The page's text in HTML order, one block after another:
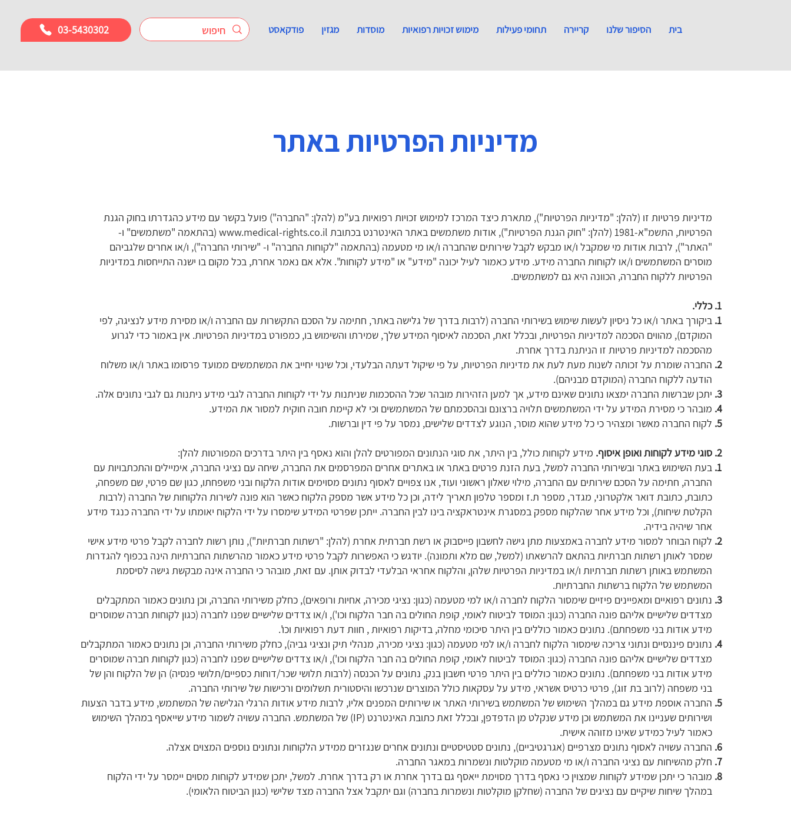
03-5430302 בית הסיפור שלנו קריירה תחומי פעילות מימוש זכויות רפואיות מוסדות מגזין פודקאסט
מדיניות פרטיות זו (להלן: "מדיניות הפרטיות"), מתארת כיצד המרכז למימוש זכויות רפואיות בע"מ (להלן: "החברה") פועל בקשר עם מידע כהגדרתו בחוק הגנת
הפרטיות, התשמ"א-1981 (להלן: "חוק הגנת הפרטיות"), אודות משתמשים באתר האינטרנט בכתובת
www.medical-rights.co.il (בהתאמה "משתמשים" ו-
"האתר"), לרבות אודות מי שמקבל ו/או מבקש לקבל שירותים שהחברה ו/או מי מטעמה (בהתאמה "לקוחות החברה" ו- "שירותי החברה"), ו/או אחרים שלגביהם
מוסרים המשתמשים ו/או לקוחות החברה מידע. מידע כאמור לעיל יכונה "מידע" או "מידע לקוחות". אלא אם נאמר אחרת, בכל מקום בו ישנה התייחסות במדיניות
הפרטיות ללקוח החברה, הכוונה היא גם למשתמשים.
כללי.
ביקורך באתר ו/או כל ניסיון לעשות שימוש בשירותי החברה (לרבות בדרך של גלישה באתר, חתימה על הסכם התקשרות עם החברה ו/או מסירת מידע לנציגה, לפי
המוקדם), מהווים הסכמה למדיניות הפרטיות, ובכלל זאת, הסכמה לאיסוף המידע שלך, שמירתו והשימוש בו, כמפורט במדיניות הפרטיות. אין באמור כדי לגרוע
מהסכמה למדיניות פרטיות זו הניתנת בדרך אחרת.
החברה שומרת על זכותה לשנות מעת לעת את מדיניות הפרטיות, על פי שיקול דעתה הבלעדי, וכל שינוי יחייב את המשתמשים ממועד פרסומו באתר ו/או משלוח
הודעה ללקוח החברה (המוקדם מבניהם).
יתכן שברשות החברה ימצאו נתונים שאינם מידע, אך למען הזהירות מובהר שכל ‏ההסכמות שניתנות על ידי לקוחות החברה לגבי מידע ניתנות גם לגבי נתונים אלה.
מובהר כי מסירת המידע על ידי המשתמשים תלויה ברצונם ובהסכמתם של המשתמשים וכי לא קיימת חובה חוקית למסור את המידע.
לקוח החברה מאשר ומצהיר כי כל מידע שהוא מוסר, הנוגע לצדדים שלישים, נמסר על פי דין וברשות.
סוגי מידע לקוחות ואופן איסוף. מידע לקוחות כולל, בין היתר, את סוגי הנתונים המפורטים להלן והוא נאסף בין היתר בדרכים המפורטות להלן:
בעת השימוש באתר ובשירותי החברה למשל, בעת הזנת פרטים באתר או באתרים אחרים המפרסמים את החברה, שיחה עם נציגי החברה, אימיילים והתכתבויות עם
החברה, חתימה על הסכם שירותים עם החברה, מילוי שאלון ראשוני ועוד, אנו צפויים לאסוף נתונים מסוימים אודות הלקוח ובני משפחתו, כגון שם פרטי, שם משפחה,
כתובת, כתובת דואר אלקטרוני, מגדר, מספר ת.ז ומספר טלפון תאריך לידה, וכן כל מידע אשר מספק הלקוח כאשר הוא פונה לשירות הלקוחות של החברה (לרבות
הקלטת שיחות), וכל מידע אחר שהלקוח מספק במסגרת אינטראקציה בינו לבין החברה. ייתכן שפרטי המידע שימסרו על ידי הלקוח יאומתו על ידי החברה כנגד מידע
אחר שיהיה בידיה.
לקוח הבוחר למסור מידע לחברה באמצעות מתן גישה לחשבון פייסבוק או רשת חברתית אחרת (להלן: "רשתות חברתיות"), נותן רשות לחברה לקבל פרטי מידע אישי
שמסר לאותן רשתות חברתיות בהתאם להרשאתו (למשל, שם מלא ותמונה). יודגש כי האפשרות לקבל פרטי מידע כאמור מהרשתות החברתיות הינה בכפוף להגדרות
המשתמש באותן רשתות חברתיות ו/או במדיניות הפרטיות שלהן, והלקוח אחראי הבלעדי לבדוק אותן. עם זאת, מובהר כי החברה אינה מבקשת גישה לסיסמת
המשתמש של הלקוח ברשתות החברתיות.
נתונים רפואיים ומאפיינים פיזיים שימסור הלקוח לחברה ו/או למי מטעמה (כגון: נציגי מכירה, אחיות ורופאים), כחלק משירותי החברה, וכן נתונים כאמור המתקבלים
מצדדים שלישיים אליהם פונה החברה (כגון: המוסד לביטוח לאומי, קופת החולים בה חבר הלקוח וכו'), ו/או צדדים שלישיים שפנו לחברה (כגון לקוחות חברה שמוסרים
מידע אודות בני משפחתם). נתונים כאמור כוללים בין היתר סיכומי מחלה, בדיקות רפואיות , חוות דעת רפואיות וכו'.
נתונים פיננסיים ונתוני צריכה שימסור הלקוח לחברה ו/או למי מטעמה (כגון: נציגי מכירה, מנהלי תיק ונציגי גביה), כחלק משירותי החברה, וכן נתונים כאמור המתקבלים
מצדדים שלישיים אליהם פונה החברה (כגון: המוסד לביטוח לאומי, קופת החולים בה חבר הלקוח וכו'), ו/או צדדים שלישיים שפנו לחברה (כגון לקוחות חברה שמוסרים
מידע אודות בני משפחתם). נתונים כאמור כוללים בין היתר פרטי חשבון בנק, נתונים על הכנסה (לרבות תלושי שכר/דוחות כספיים/תלושי פנסיה) הן של הלקוח והן של
בני משפחה (לרוב בת זוג), פרטי כרטיס אשראי, מידע על עסקאות כולל המוצרים שנרכשו והיסטורית תשלומים ורכישות של שירותי החברה.
החברה אוספת מידע גם במהלך השימוש של המשתמש בשירותי האתר או שירותים המפנים אליו, לרבות מידע אודות הרגלי הגלישה של המשתמש, מידע בדבר הצעות
ושירותים שעניינו את המשתמש וכן מידע שנקלט מן הדפדפן, ובכלל זאת כתובת האינטרנט (IP) של המשתמש. החברה עשויה לשמור מידע שייאסף במהלך השימוש
כאמור לעיל כמידע שאינו מזוהה אישית.
החברה עשויה לאסוף נתונים מצרפיים (אגרגטיביים), נתונים סטטיסטיים ‏ונתונים אחרים שנגזרים ממידע הלקוחות ונתונים נוספים המצוים אצלה.
חלק מהשיחות עם נציגי החברה ו/או מי מטעמה מוקלטות ונשמרות במאגר החברה.
מובהר כי יתכן שמידע לקוחות שמצוין כי נאסף בדרך מסוימת ייאסף גם בדרך אחרת או רק בדרך אחרת. למשל, יתכן שמידע לקוחות מסוים יימסר על ידי הלקוח
במהלך שיחות שיקיים עם נציגים של החברה (שחלקן מוקלטות ונשמרות בחברה) וגם יתקבל אצל החברה מצד שלישי (כגון הביטוח הלאומי).
מדיניות הפרטיות באתר